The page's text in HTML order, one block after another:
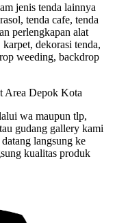
jenis tenda lainnya
tenda cafe, tenda
perlengkapan alat
dekorasi tenda,
weeding, backdrop
wa maupun tlp,
gudang gallery kami
langsung ke
kualitas produk